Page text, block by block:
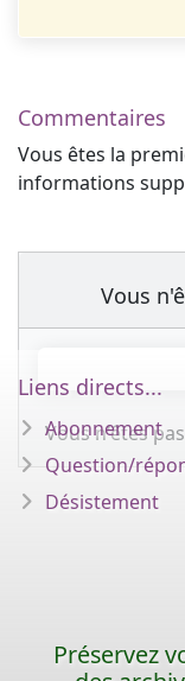
Commentaires
Vous êtes la
informations
Vous
Vous n'êtes
Liens directs...
Abonnement
Question/
Désistement
Préservez